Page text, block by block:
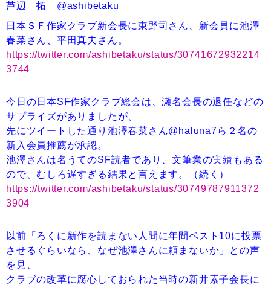
芦辺 拓 @ashibetaku
日本ＳＦ作家クラブ新会長に東野司さん、新会員に池澤
春菜さん、平田真夫さん。
https://twitter.com/ashibetaku/status/30741672932214
3744
今日の日本SF作家クラブ総会は、瀬名会長の退任などの
サプライズがありましたが、
先にツイートした通り池澤春菜さん@haluna7ら２名の
新入会員推薦が承認。
池澤さんは名うてのSF読者であり、文筆業の実績もある
ので、むしろ遅すぎる結果と言えます。（続く）
https://twitter.com/ashibetaku/status/30749787911372
3904
以前「ろくに新作を読まない人間に年間ベスト10に投票
させるぐらいなら、なぜ池澤さんに頼まないか」との声
を見、
クラブの改革に腐心しておられた当時の新井素子会長に